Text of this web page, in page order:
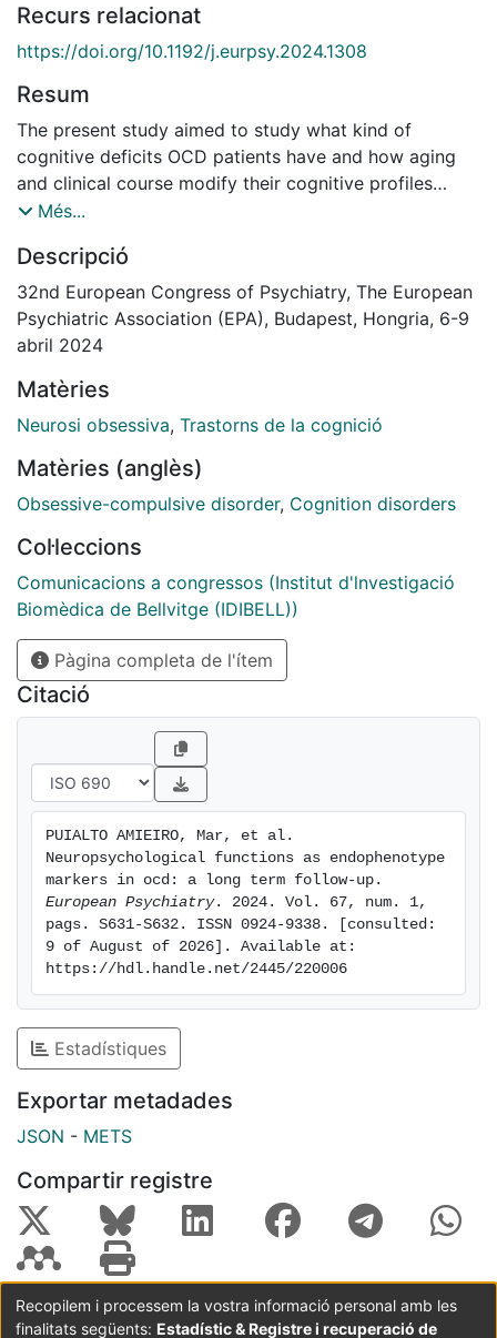
Recurs relacionat
https://doi.org/10.1192/j.eurpsy.2024.1308
Resum
The present study aimed to study what kind of
cognitive deficits OCD patients have and how aging
and clinical course modify their cognitive profiles
campared with general population
Més...
Descripció
32nd European Congress of Psychiatry, The European
Psychiatric Association (EPA), Budapest, Hongria, 6-9
abril 2024
Matèries
Neurosi obsessiva, Trastorns de la cognició
Matèries (anglès)
Obsessive-compulsive disorder, Cognition disorders
Col·leccions
Comunicacions a congressos (Institut d'lnvestigació
Biomèdica de Bellvitge (IDIBELL))
Pàgina completa de l'ítem
Citació
PUIALTO AMIEIRO, Mar, et al.
Neuropsychological functions as endophenotype
European Psychiatry. 2024. Vol. 67, num. 1,
pags. S631-S632. ISSN 0924-9338. [consulted:
9 of August of 2026]. Available at:
https://hdl.handle.net/2445/220006
Estadístiques
Exportar metadades
JSON - METS
Compartir registre
Coordinació:CRAI UB Avís legal Metadades
Recopilem i processem la vostra informació personal amb les
finalitats següents: Estadístic & Registre i recuperació de